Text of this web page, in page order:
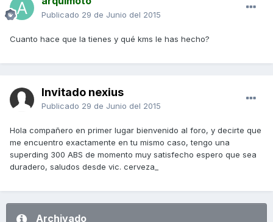
Publicado 29 de Junio del 2015
Cuanto hace que la tienes y qué kms le has hecho?
Invitado nexius
Publicado 29 de Junio del 2015
Hola compañero en primer lugar bienvenido al foro, y decirte que
me encuentro exactamente en tu mismo caso, tengo una
superding 300 ABS de momento muy satisfecho espero que sea
duradero, saludos desde vic. cerveza_
Archivado